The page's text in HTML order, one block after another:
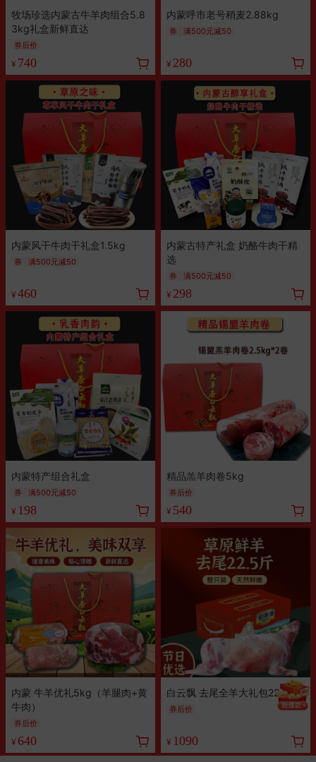
牧场珍选内蒙古牛羊肉组合5.8
3kg礼盒新鲜直达
券后价
¥ 740
内蒙呼市老号稍麦2.88kg
券 满500元减50
¥ 280
内蒙风干牛肉干礼盒1.5kg
券 满500元减50
¥ 460
内蒙古特产礼盒 奶酪牛肉干精
选
券 满500元减50
¥ 298
内蒙特产组合礼盒
券 满500元减50
¥ 198
精品羔羊肉卷5kg
券后价
¥ 540
内蒙 牛羊优礼5kg（羊腿肉+黄
牛肉）
券后价
¥ 640
白云飘 去尾全羊大礼包22.5斤
券后价
¥ 1090